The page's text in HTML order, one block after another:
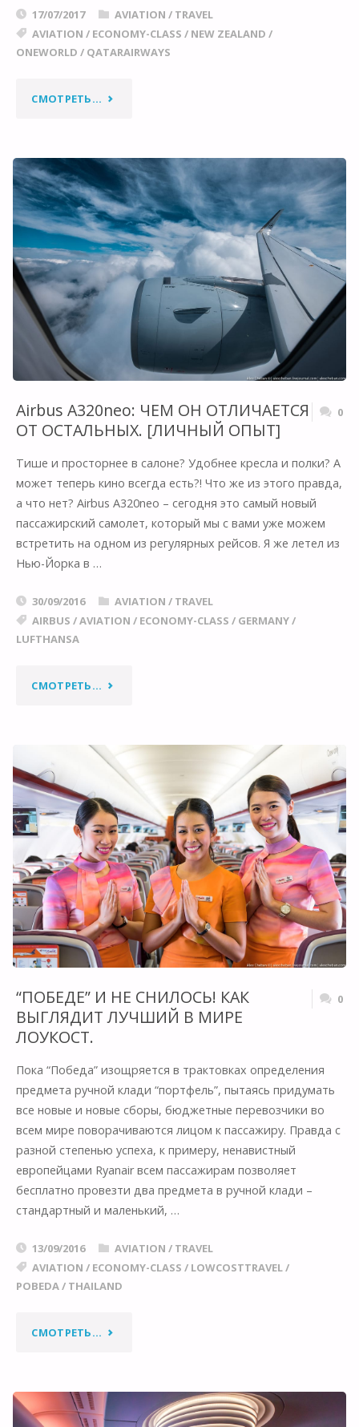
17/07/2017 AVIATION / TRAVEL
AVIATION / ECONOMY-CLASS / NEW ZEALAND /
ONEWORLD / QATARAIRWAYS
СМОТРЕТЬ... "САМЫЙ
В
МИРЕ
АВИАРЕЙС:ЛИЧНЫЙ
ОПЫТ"
Airbus A320neo: ЧЕМ ОН ОТЛИЧАЕТСЯ
ОТ ОСТАЛЬНЫХ. [ЛИЧНЫЙ ОПЫТ]
0
Тише и просторнее в салоне? Удобнее кресла и полки? А
может теперь кино всегда есть?! Что же из этого правда,
а что нет? Airbus A320neo – сегодня это самый новый
пассажирский самолет, который мы с вами уже можем
встретить на одном из регулярных рейсов. Я же летел из
Нью-Йорка в …
30/09/2016 AVIATION / TRAVEL
AIRBUS /AVIATION / ECONOMY-CLASS / GERMANY/
LUFTHANSA
СМОТРЕТЬ... "AIRBUS
ЧЕМ
ОТЛИЧАЕТСЯ
ОТ
ОСТАЛЬНЫХ.
[ЛИЧНЫЙ
ОПЫТ]"
“ПОБЕДЕ” И НЕ СНИЛОСЬ! КАК
ВЫГЛЯДИТ ЛУЧШИЙ В МИРЕ
ЛОУКОСТ.
0
Пока “Победа” изощряется в трактовках определения
предмета ручной клади “портфель”, пытаясь придумать
все новые и новые сборы, бюджетные перевозчики во
всем мире поворачиваются лицом к пассажиру. Правда с
разной степенью успеха, к примеру, ненавистный
европейцами Ryanair всем пассажирам позволяет
бесплатно провезти два предмета в ручной клади –
стандартный и маленький, …
13/09/2016 AVIATION / TRAVEL
AVIATION / ECONOMY-CLASS / LOWCOSTTRAVEL/
POBEDA/ THAILAND
СМОТРЕТЬ... "“ПОБЕДЕ”
НЕ